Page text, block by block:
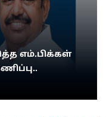
எம்.பிக்கள்